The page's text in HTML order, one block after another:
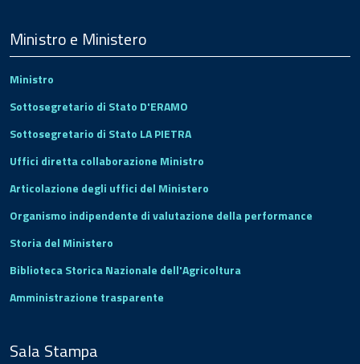
Footer
Ministro e Ministero
Ministro
Sottosegretario di Stato D'ERAMO
Sottosegretario di Stato LA PIETRA
Uffici diretta collaborazione Ministro
Articolazione degli uffici del Ministero
Organismo indipendente di valutazione della performance
Storia del Ministero
Biblioteca Storica Nazionale dell'Agricoltura
Amministrazione trasparente
Sala Stampa